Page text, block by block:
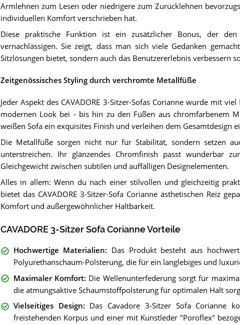
Armlehnen zum Lesen oder niedrigere zum Zurücklehnen
individuellen Komfort verschrieben hat.
Diese praktische Funktion ist ein zusätzlicher Bonus, der
vernachlässigen. Sie zeigt, dass man sich viele Gedanken
Sitzlösungen bietet, sondern auch das Benutzererlebnis verbessern
Zeitgenössisches Styling durch verchromte Metallfüße
Jeder Aspekt des CAVADORE 3-Sitzer-Sofas Corianne wurde mit
modernen Look bei - bis hin zu den Füßen aus chromfarbenem
weißen Sofa ein exquisites Finish und verleihen dem Gesamtdesign
Die Metallfüße sorgen nicht nur für Stabilität, sondern setzen
unterstreichen. Ihr glänzendes Chromfinish passt wunderbar
Gleichgewicht zwischen subtilen und auffälligen Designelementen.
Alles in allem: Wenn du nach einer stilvollen und gleichzeitig
bietet das CAVADORE 3-Sitzer-Sofa Corianne ästhetischen Reiz
Komfort und außergewöhnlicher Haltbarkeit.
CAVADORE 3-Sitzer Sofa Corianne Vorteile
Hochwertige Materialien: Das Produkt besteht aus
Polyurethanschaum-Polsterung, die für ein langlebiges und
Maximaler Komfort: Die Wellenunterfederung sorgt für
die atmungsaktive Schaumstoffpolsterung für optimalen Halt
Vielseitiges Design: Das Cavadore 3-Sitzer Sofa Corianne
freistehenden Korpus und einer mit Kunstleder "Poroflex"